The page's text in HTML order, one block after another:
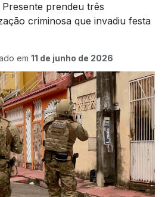
prendeu três
criminosa que invadiu festa
em 11 de junho de 2026